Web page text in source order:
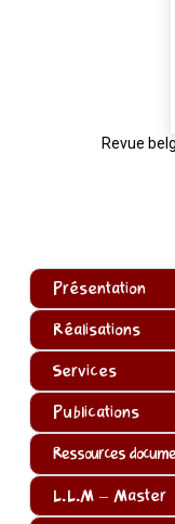
Présentation
Réalisations
Services
Publications
Ressources
L.L.M – Master
Revue